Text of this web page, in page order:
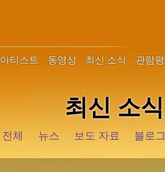
아티스트 동영상 최신 소식 관람평
최신 소식
전체 뉴스 보도 자료 블로그